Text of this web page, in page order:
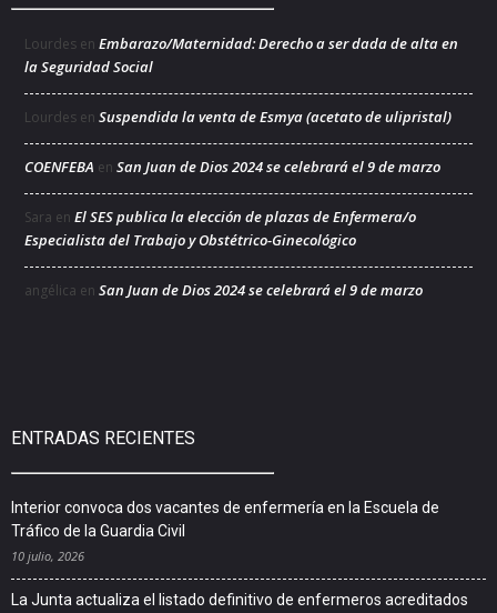
Lourdes en Embarazo/Maternidad: Derecho a ser dada de alta en
la Seguridad Social
Lourdes en Suspendida la venta de Esmya (acetato de ulipristal)
COENFEBA en San Juan de Dios 2024 se celebrará el 9 de marzo
Sara en El SES publica la elección de plazas de Enfermera/o
Especialista del Trabajo y Obstétrico-Ginecológico
angélica en San Juan de Dios 2024 se celebrará el 9 de marzo
ENTRADAS RECIENTES
Interior convoca dos vacantes de enfermería en la Escuela de
Tráfico de la Guardia Civil
10 julio, 2026
La Junta actualiza el listado definitivo de enfermeros acreditados